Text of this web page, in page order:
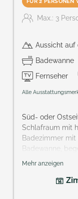
Max.: 3
Aussicht
Badewanne
Fernseher
Alle
Süd- oder
Schlafraum mit
Badezimmer
Badewanne,
allergiefreier
TV, Telefon,
Mehr anzeigen